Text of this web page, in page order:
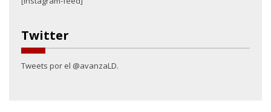
Twitter
Tweets por el @avanzaLD.